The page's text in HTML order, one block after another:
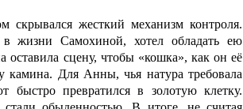
жесткий механизм контроля.
жизни Самохиной, хотел обладать ею
оставила сцену, чтобы «кошка», как он её
камина. Для Анны, чья натура требовала
быстро превратился в золотую клетку.